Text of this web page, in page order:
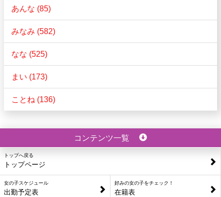
あんな (85)
みなみ (582)
なな (525)
まい (173)
ことね (136)
コンテンツ一覧
トップへ戻る
トップページ
女の子スケジュール
出勤予定表
好みの女の子をチェック！
在籍表